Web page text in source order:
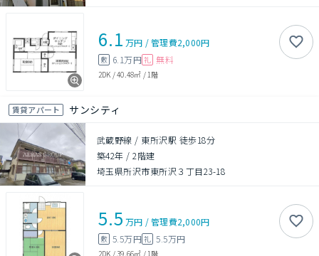
6.1 万円 /管理費2,000円
敷 6.1万円 礼 無料
2DK /40.48㎡ / 1階
賃貸アパート サンシティ
武蔵野線 / 東所沢駅 徒歩18分
築42年 /2階建
埼玉県所沢市東所沢３丁目23-18
5.5 万円 /管理費2,000円
敷 5.5万円礼 5.5万円
2DK /39.66㎡ / 1階